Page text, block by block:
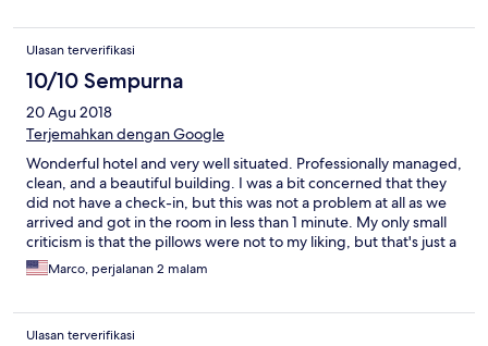
Ulasan terverifikasi
10/10 Sempurna
20 Agu 2018
Terjemahkan dengan Google
Wonderful hotel and very well situated. Professionally managed,
clean, and a beautiful building. I was a bit concerned that they
did not have a check-in, but this was not a problem at all as we
arrived and got in the room in less than 1 minute. My only small
criticism is that the pillows were not to my liking, but that's just a
matter of taste. I will definitely stay there again.
Marco, perjalanan 2 malam
Ulasan terverifikasi